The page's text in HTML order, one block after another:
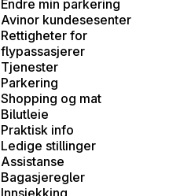
Endre min parkering
Avinor kundesesenter
Rettigheter for
flypassasjerer
Tjenester
Parkering
Shopping og mat
Bilutleie
Praktisk info
Ledige stillinger
Assistanse
Bagasjeregler
Innsjekking